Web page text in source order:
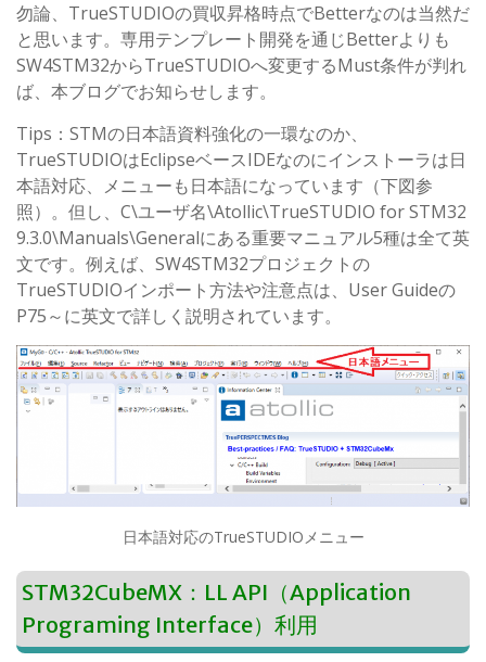
勿論、TrueSTUDIOの買収昇格時点でBetterなのは当然だ
と思います。専用テンプレート開発を通じBetterよりも
SW4STM32からTrueSTUDIOへ変更するMust条件が判れ
ば、本ブログでお知らせします。
Tips：STMの日本語資料強化の一環なのか、
TrueSTUDIOはEclipseベースIDEなのにインストーラは日
本語対応、メニューも日本語になっています（下図参
照）。但し、C\ユーザ名\Atollic\TrueSTUDIO for STM32
9.3.0\Manuals\Generalにある重要マニュアル5種は全て英
文です。例えば、SW4STM32プロジェクトの
TrueSTUDIOインポート方法や注意点は、User Guideの
P75～に英文で詳しく説明されています。
日本語対応のTrueSTUDIOメニュー
STM32CubeMX：LL API（Application
Programing Interface）利用